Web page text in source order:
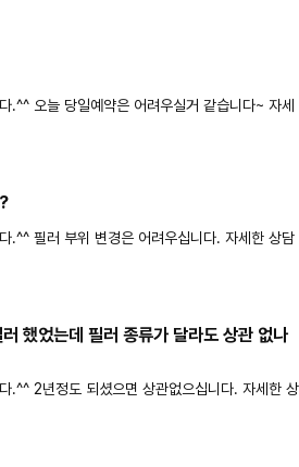
.^^ 오늘 당일예약은 어려우실거 같습니다~ 자세
.^^ 필러 부위 변경은 어려우십니다. 자세한 상담
했었는데 필러 종류가 달라도 상관 없나
.^^ 2년정도 되셨으면 상관없으십니다. 자세한 상